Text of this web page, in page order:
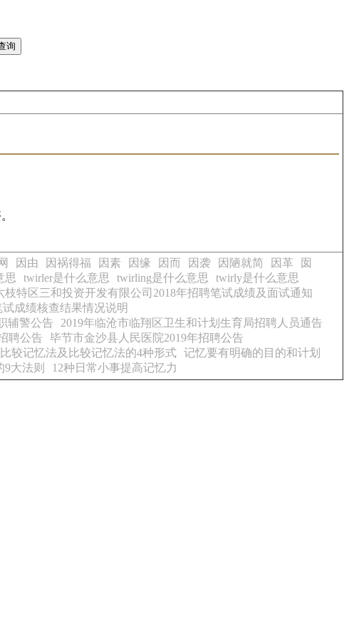
因由 因祸得福 因素 因缘 因而 因袭 因陋就简 因革
囡
思 twirler是什么意思 twirling是什么意思
twirly是什么意思
枝特区三和投资开发有限公司2018年招聘笔试成绩及面试通知
成绩核查结果情况说明
辅警公告
2019年临沧市临翔区卫生和计划生育局招聘人员通告
聘公告
毕节市金沙县人民医院2019年招聘公告
比较记忆法及比较记忆法的4种形式 记忆要有明确的目的和计划
大法则 12种日常小事提高记忆力